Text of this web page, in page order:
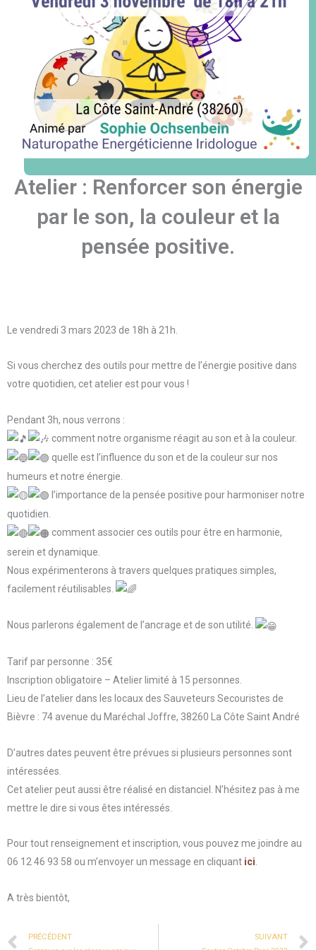
Atelier : Renforcer son énergie
par le son, la couleur et la
pensée positive.
Le vendredi 3 mars 2023 de 18h à 21h.
Si vous cherchez des outils pour mettre de l’énergie positive dans
votre quotidien, cet atelier est pour vous !
Pendant 3h, nous verrons :
comment notre organisme réagit au son et à la couleur.
quelle est l’influence du son et de la couleur sur nos
humeurs et notre énergie.
l’importance de la pensée positive pour harmoniser notre
quotidien.
comment associer ces outils pour être en harmonie,
serein et dynamique.
Nous expérimenterons à travers quelques pratiques simples,
facilement réutilisables.
Nous parlerons également de l’ancrage et de son utilité.
Tarif par personne : 35€
Inscription obligatoire – Atelier limité à 15 personnes.
Lieu de l’atelier dans les locaux des Sauveteurs Secouristes de
Bièvre : 74 avenue du Maréchal Joffre, 38260 La Côte Saint André
D’autres dates peuvent être prévues si plusieurs personnes sont
intéressées.
Cet atelier peut aussi être réalisé en distanciel. N’hésitez pas à me
mettre le dire si vous êtes intéressés.
Pour tout renseignement et inscription, vous pouvez me joindre au
06 12 46 93 58 ou m’envoyer un message en cliquant ici.
A très bientôt,
Prev
PRÉCÉDENT SUIVANT